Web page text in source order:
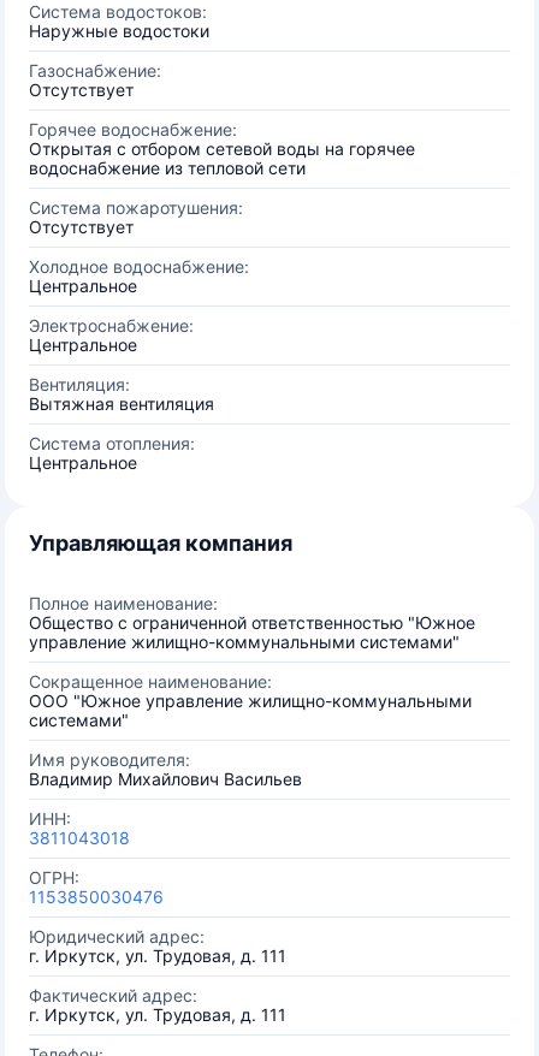
Система водостоков:
Наружные водостоки
Газоснабжение:
Отсутствует
Горячее водоснабжение:
Открытая с отбором сетевой воды на горячее
водоснабжение из тепловой сети
Система пожаротушения:
Отсутствует
Холодное водоснабжение:
Центральное
Электроснабжение:
Центральное
Вентиляция:
Вытяжная вентиляция
Система отопления:
Центральное
Управляющая компания
Полное наименование:
Общество с ограниченной ответственностью "Южное
управление жилищно-коммунальными системами"
Сокращенное наименование:
ООО "Южное управление жилищно-коммунальными
системами"
Имя руководителя:
Владимир Михайлович Васильев
ИНН:
3811043018
ОГРН:
1153850030476
Юридический адрес:
г. Иркутск, ул. Трудовая, д. 111
Фактический адрес:
г. Иркутск, ул. Трудовая, д. 111